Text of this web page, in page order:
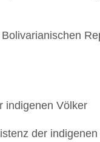
indigenen Völker
der